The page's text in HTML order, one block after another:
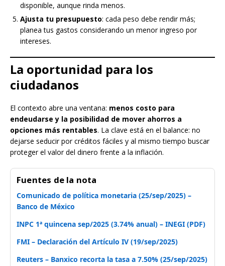
disponible, aunque rinda menos.
Ajusta tu presupuesto: cada peso debe rendir más;
planea tus gastos considerando un menor ingreso por
intereses.
La oportunidad para los
ciudadanos
El contexto abre una ventana: menos costo para
endeudarse y la posibilidad de mover ahorros a
opciones más rentables. La clave está en el balance: no
dejarse seducir por créditos fáciles y al mismo tiempo buscar
proteger el valor del dinero frente a la inflación.
Fuentes de la nota
Comunicado de política monetaria (25/sep/2025) –
Banco de México
INPC 1ª quincena sep/2025 (3.74% anual) – INEGI (PDF)
FMI – Declaración del Artículo IV (19/sep/2025)
Reuters – Banxico recorta la tasa a 7.50% (25/sep/2025)